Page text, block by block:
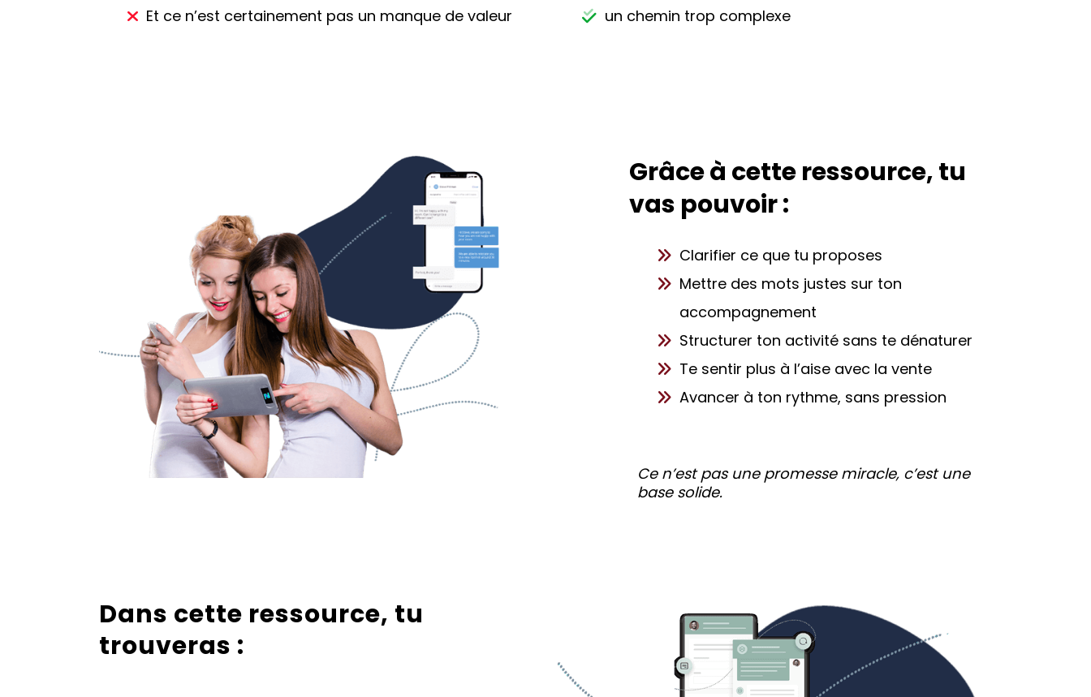
Et ce n’est certainement pas un manque de valeur
un chemin trop complexe
Grâce à cette ressource, tu
vas pouvoir :
Clarifier ce que tu proposes
Mettre des mots justes sur ton
accompagnement
Structurer ton activité sans te dénaturer
Te sentir plus à l’aise avec la vente
Avancer à ton rythme, sans pression
Ce n’est pas une promesse miracle, c’est une
base solide.
Dans cette ressource, tu
trouveras :